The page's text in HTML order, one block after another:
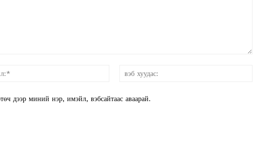
дээр миний нэр, имэйл, вэбсайтаас аваарай.